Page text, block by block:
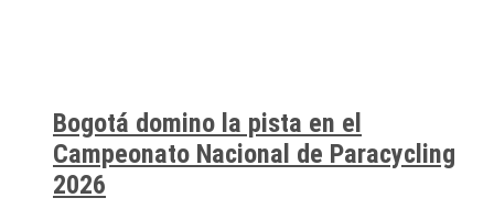
Bogotá domino la pista en el
Campeonato Nacional de Paracycling
2026